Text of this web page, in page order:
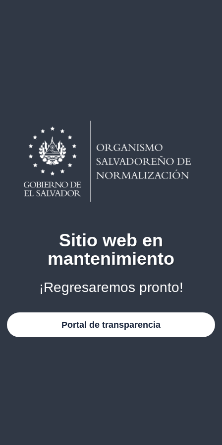
Sitio web en
mantenimiento
¡Regresaremos pronto!
Portal de transparencia